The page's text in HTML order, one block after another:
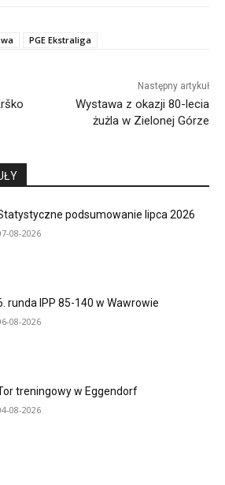
PGE Ekstraliga
Następny artykuł
Wystawa z okazji 80-lecia
żużla w Zielonej Górze
podsumowanie lipca 2026
08-2026
runda IPP 85-140 w Wawrowie
08-2026
treningowy w Eggendorf
08-2026